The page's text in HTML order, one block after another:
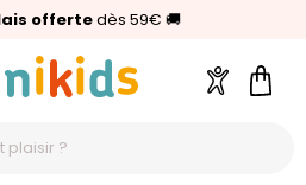
offertedès 59€ 🚚
2025 :Annikids N°1
(24 000 avis clients)
Compte